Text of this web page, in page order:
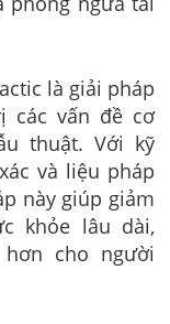
là giải pháp
các vấn đề cơ
thuật. Với kỹ
và liệu pháp
này giúp giảm
khỏe lâu dài,
cho người